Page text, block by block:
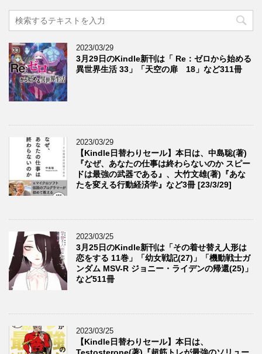
2023/03/29
3月29日のKindle新刊は「 Re：ゼロから始める
異世界生活 33」「天空の扉 18」など311冊
2023/03/29
【Kindle日替わりセール】本日は、中島聡(著)
『なぜ、あなたの仕事は終わらないのか スピー
ドは最強の武器である』、大竹文雄(著)『あな
たを変える行動経済学』など3冊 [23/3/29]
2023/03/25
3月25日のKindle新刊は「その着せ替え人形は
恋をする 11巻」「幼女戦記(27)」「機動戦士ガ
ンダム MSV-R ジョニー・ライデンの帰還(25)」
など511冊
2023/03/25
【Kindle日替わりセール】本日は、
Testosterone(著)『超筋トレが最強のソリュー